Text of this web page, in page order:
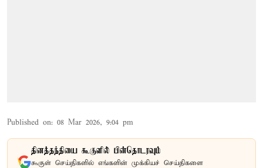
Published on: 08 Mar 2026, 9:04 pm
தினத்தந்தியை கூகுளில் பின்தொடரவும்
கூகுள் செய்திகளில் எங்களின் முக்கியச் செய்திகளை